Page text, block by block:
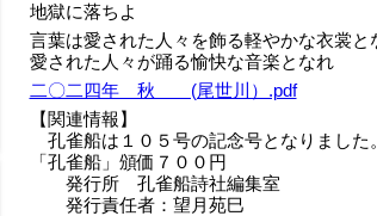
地獄に落ちよ
言葉は愛された人々を飾る軽やかな衣裳と
愛された人々が踊る愉快な音楽となれ
二〇二四年 秋 (尾世川）.pdf
【関連情報】
孔雀船は１０５号の記念号となりました
「孔雀船」頒価７００円
発行所 孔雀船詩社編集室
発行責任者：望月苑巳